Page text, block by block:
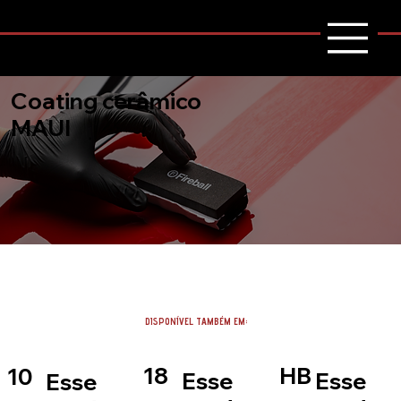
Coating cerâmico
MAUI
10 Esse
18 Esse
HB Esse
DISPONÍVEL TAMBÉM EM: